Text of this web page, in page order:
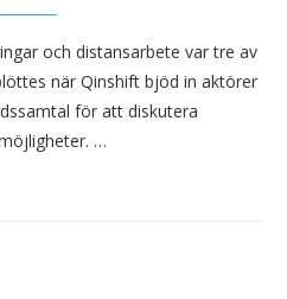
och distansarbete var tre av
när Qinshift bjöd in aktörer
för att diskutera
…